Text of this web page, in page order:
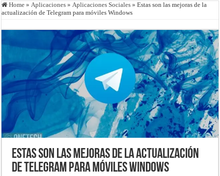
Home » Aplicaciones » Aplicaciones Sociales » Estas son las mejoras de la
actualización de Telegram para móviles Windows
Estas son las mejoras de la actualización
de Telegram para móviles Windows